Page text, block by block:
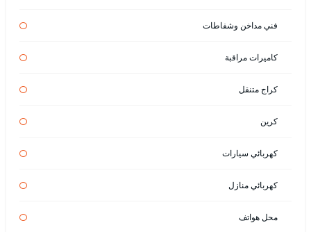
فني مداخن وشفاطات
كاميرات مراقبة
كراج متنقل
كرين
كهربائي سيارات
كهربائي منازل
محل هواتف